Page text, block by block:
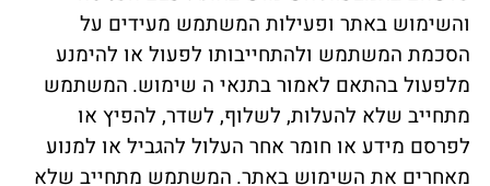
והשימוש באתר ופעילות המשתמש מעידים על
הסכמת המשתמש ולהתחייבותו לפעול או להימנע
מלפעול בהתאם לאמור בתנאי ה שימוש. המשתמש
מתחייב שלא להעלות, לשלוף, לשדר, להפיץ או
לפרסם מידע או חומר אחר העלול להגביל או למנוע
מאחרים את השימוש באתר. המשתמש מתחייב שלא